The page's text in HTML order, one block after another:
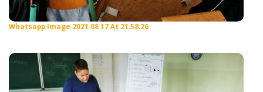
Whatsapp Image 2021 08 17 At 21.58.26